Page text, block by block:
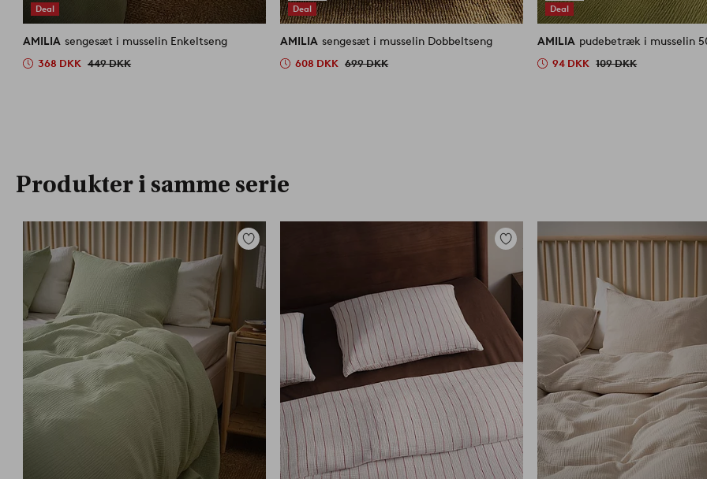
Deal
AMILIA sengesæt i musselin Enkeltseng
368 DKK 449 DKK
Deal
AMILIA sengesæt i musselin Dobbeltseng
608 DKK 699 DKK
Deal
AMILIA pudebetræk i musselin
94 DKK 109 DKK
Produkter i samme serie
Tilføj
favoritter
Tilføj
favoritter